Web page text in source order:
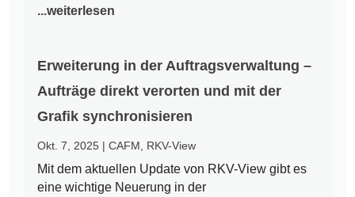
...weiterlesen
Erweiterung in der Auftragsverwaltung –
Aufträge direkt verorten und mit der
Grafik synchronisieren
Okt. 7, 2025 |CAFM RKV-View
Mit dem aktuellen Update von RKV-View gibt es
eine wichtige Neuerung in der